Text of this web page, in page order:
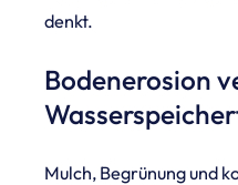
denkt.
Bodenerosion
Mulch, Begrünung und